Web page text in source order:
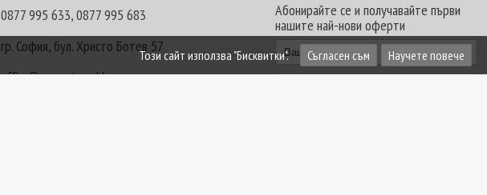
0877 995 633,0877 995 683
гр. София, бул. Христо Ботев 57
office@mywaytravel.bg
Абонирайте се и получавайте първи
нашите най-нови оферти
Този сайт използва "Бисквитки". Съгласен съм Научете повече